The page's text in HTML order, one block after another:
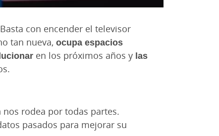
con encender el televisor
tan nueva, ocupa espacios
en los próximos años y las
nos rodea por todas partes.
pasados para mejorar su